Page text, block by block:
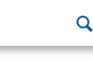
Ministerstvo dopravy